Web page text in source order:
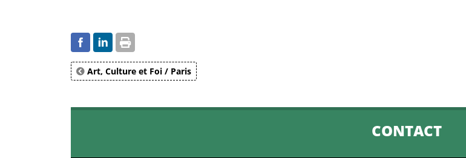
Art, Culture et Foi / Paris
CONTACT